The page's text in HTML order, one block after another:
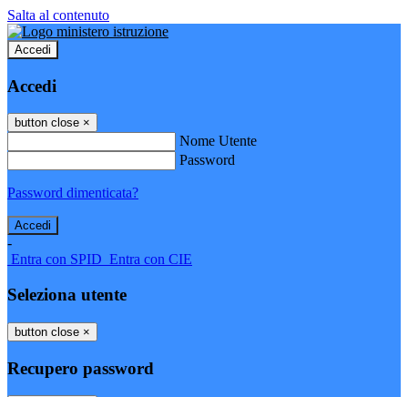
Salta al contenuto
Accedi
Accedi
button close ×
Nome Utente
Password
Password dimenticata?
-
Entra con SPID Entra con CIE
Seleziona utente
button close ×
Recupero password